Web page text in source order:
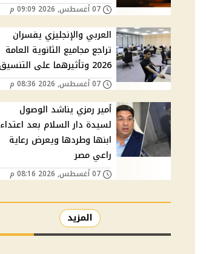
07 أغسطس, 2026 09:09 م
العربي والإنجليزي يفسران
تراجع مجاميع الثانوية العامة
2026 وتأثيرهما على التنسيق
07 أغسطس, 2026 08:36 م
أمير رمزي يناشد الوصول
لسيدة دار السلام بعد اعتداء
ابنها وطردها ويعرض رعاية
راعي مصر
07 أغسطس, 2026 08:16 م
المزيد